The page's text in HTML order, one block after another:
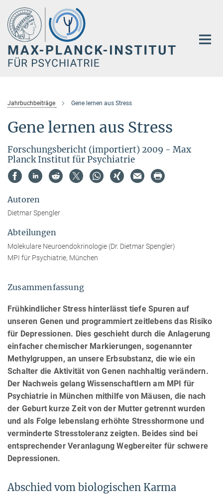
Hauptinhalt
Jahrbuchbeiträge Gene lernen aus Stress
Gene lernen aus Stress
Forschungsbericht (importiert) 2009 - Max
Planck Institut für Psychiatrie
Autoren
Dietmar Spengler
Abteilungen
Molekulare Neuroendokrinologie (Dr. Dietmar Spengler)
MPI für Psychiatrie, München
Zusammenfassung
Frühkindlicher Stress hinterlässt tiefe Spuren auf
unseren Genen und programmiert zeitlebens das Risiko
für Depressionen. Dies geschieht durch die Anlagerung
einfacher chemischer Markierungen, sogenannter
Methylgruppen, an unsere Erbsubstanz, die wie ein
Schalter die Aktivität von Genen nachhaltig verändern.
Der Nachweis gelang Wissenschaftlern am MPI für
Psychiatrie in München mithilfe von Mäusen, die nach
der Geburt kurze Zeit von der Mutter getrennt wurden
und als Folge lebenslang erhöhte Stresshormone und
verminderte Stresstoleranz zeigten. Beides sind bei
entsprechender Veranlagung Wegbereiter für schwere
Depressionen.
Abschied vom biologischen Karma